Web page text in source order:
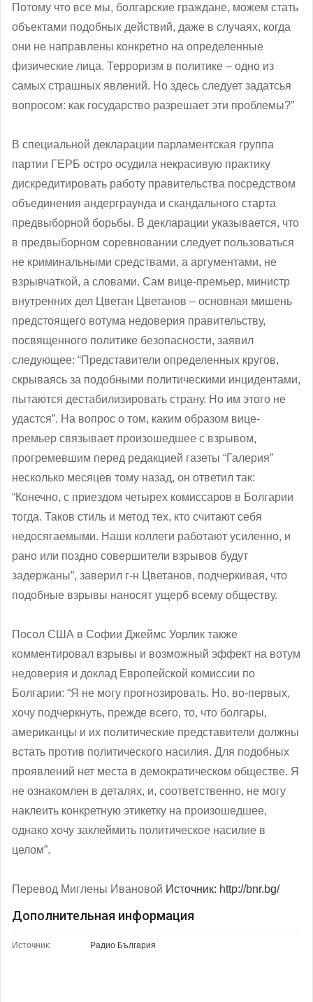
Потому что все мы, болгарские граждане, можем стать
объектами подобных действий, даже в случаях, когда
они не направлены конкретно на определенные
физические лица. Терроризм в политике – одно из
самых страшных явлений. Но здесь следует задатсья
вопросом: как государство разрешает эти проблемы?”
В специальной декларации парламентская группа
партии ГЕРБ остро осудила некрасивую практику
дискредитировать работу правительства посредством
объединения андерграунда и скандального старта
предвыборной борьбы. В декларации указывается, что
в предвыборном соревновании следует пользоваться
не криминальными средствами, а аргументами, не
взрывчаткой, а словами. Сам вице-премьер, министр
внутренних дел Цветан Цветанов – основная мишень
предстоящего вотума недоверия правительству,
посвященного политике безопасности, заявил
следующее: “Представители определенных кругов,
скрываясь за подобными политическими инцидентами,
пытаются дестабилизировать страну. Но им этого не
удастся”. На вопрос о том, каким образом вице-
премьер связывает произошедшее с взрывом,
прогремевшим перед редакцией газеты “Галерия”
несколько месяцев тому назад, он ответил так:
“Конечно, с приездом четырех комиссаров в Болгарии
тогда. Таков стиль и метод тех, кто считают себя
недосягаемыми. Наши коллеги работают усиленно, и
рано или поздно совершители взрывов будут
задержаны”, заверил г-н Цветанов, подчеркивая, что
подобные взрывы наносят ущерб всему обществу.
Посол США в Софии Джеймс Уорлик также
комментировал взрывы и возможный эффект на вотум
недоверия и доклад Европейской комиссии по
Болгарии: “Я не могу прогнозировать. Но, во-первых,
хочу подчеркнуть, прежде всего, то, что болгары,
американцы и их политические представители должны
встать против политического насилия. Для подобных
проявлений нет места в демократическом обществе. Я
не ознакомлен в деталях, и, соответственно, не могу
наклеить конкретную этикетку на произошедшее,
однако хочу заклеймить политическое насилие в
целом”.
Перевод Миглены Ивановой Источник: http://bnr.bg/
Дополнительная информация
Источник: Радио България